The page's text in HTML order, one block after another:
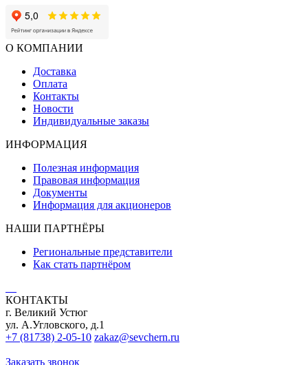
О КОМПАНИИ
Доставка
Оплата
Контакты
Новости
Индивидуальные заказы
ИНФОРМАЦИЯ
Полезная информация
Правовая информация
Документы
Информация для акционеров
НАШИ ПАРТНЁРЫ
Региональные представители
Как стать партнёром
КОНТАКТЫ
г. Великий Устюг
ул. А.Угловского, д.1
+7 (81738) 2-05-10 zakaz@sevchern.ru
Заказать звонок